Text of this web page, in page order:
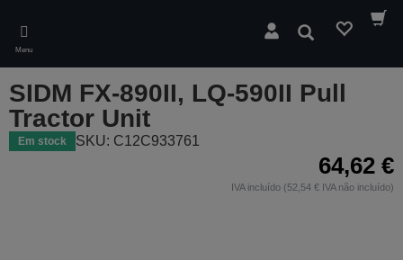
main
content
Menu
Pesquisar
SIDM FX-890II, LQ-590II Pull
Tractor Unit
Em stock SKU: C12C933761
64,62 €
IVA incluído (52,54 € IVA não incluído)